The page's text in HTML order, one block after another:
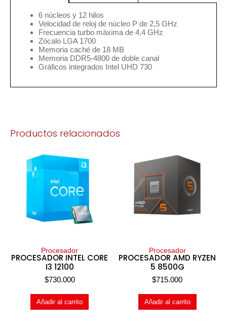
6 núcleos y 12 hilos
Velocidad de reloj de núcleo P de 2,5 GHz
Frecuencia turbo máxima de 4,4 GHz
Zócalo LGA 1700
Memoria caché de 18 MB
Memoria DDR5-4800 de doble canal
Gráficos integrados Intel UHD 730
Productos relacionados
Procesador
PROCESADOR INTEL CORE
I3 12100
$730.000
Añadir al carrito
Procesador
PROCESADOR AMD RYZEN
5 8500G
$715.000
Añadir al carrito